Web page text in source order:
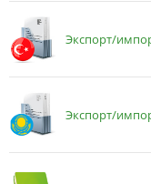
Экспорт/
Экспорт/